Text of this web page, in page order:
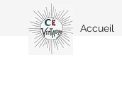
Accueil